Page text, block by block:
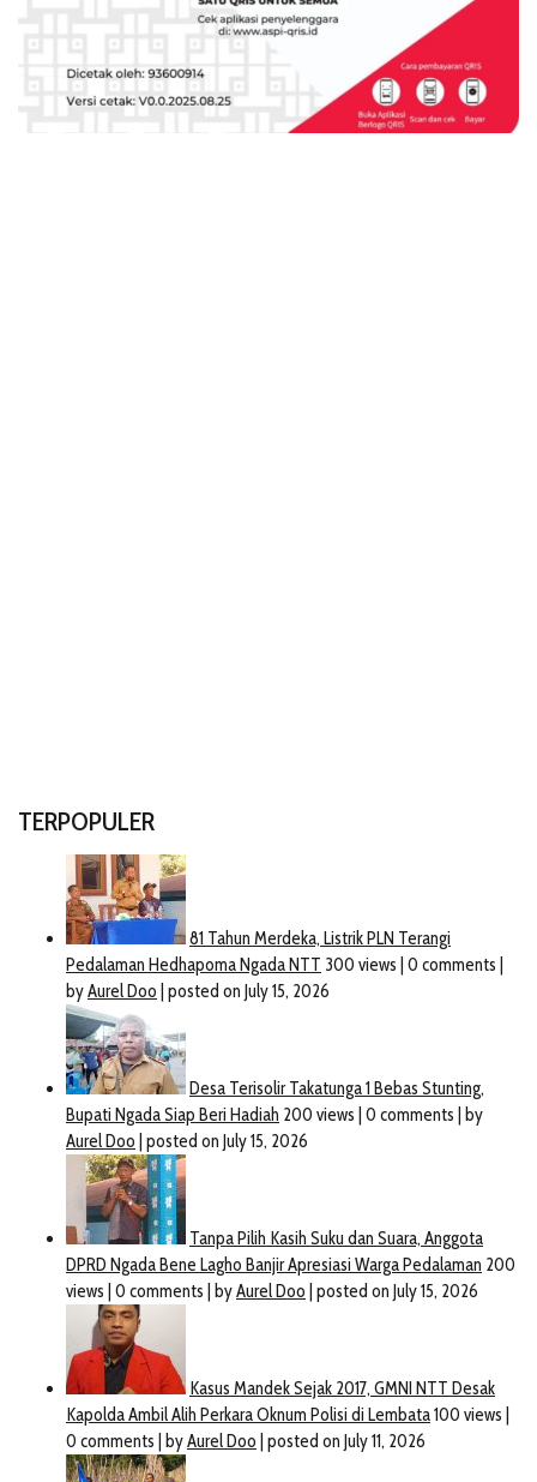
TERPOPULER